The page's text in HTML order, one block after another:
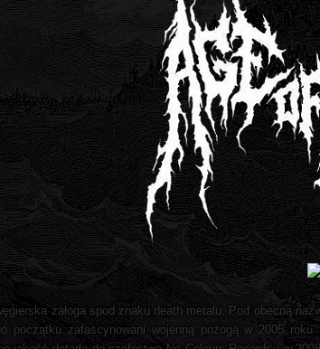
załoga spod znaku death metalu. Pod obecną
początku zafascynowani wojenną pożogą w 2005